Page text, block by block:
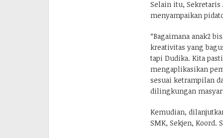
Selain itu, Sekretaris
menyampaikan
“Bagaimana anak2
kreativitas yang
tapi Dudika. Kita
mengaplikasikan
sesuai ketrampilan
dilingkungan
Kemudian,
SMK, Sekjen, Koord.